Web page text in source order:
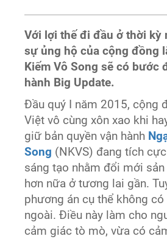
Với lợi thế đi đầu ở thời kỳ
sự ủng hộ của cộng đồng
Kiếm Vô Song sẽ có bước
hành Big Update.
Đầu quý I năm 2015, cộng
Việt vô cùng xôn xao khi
giữ bản quyền vận hành
Song (NKVS) đang tích
sáng tạo nhằm đổi mới
hơn nữa ở tương lai gần.
phương án cụ thể không
ngoài. Điều này làm cho
cảm giác tò mò, vừa có